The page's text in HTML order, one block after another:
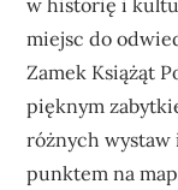
miejsc do
Zamek Książąt
pięknym
różnych
punktem na